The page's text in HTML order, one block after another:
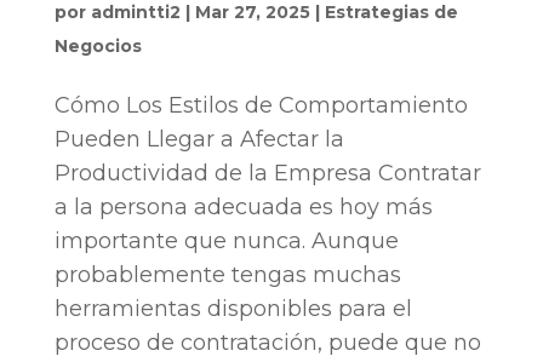
por admintti2 Mar 27, 2025| Estrategias de
Negocios
Cómo Los Estilos de Comportamiento
Pueden Llegar a Afectar la
Productividad de la Empresa Contratar
a la persona adecuada es hoy más
importante que nunca. Aunque
probablemente tengas muchas
herramientas disponibles para el
proceso de contratación, puede que no